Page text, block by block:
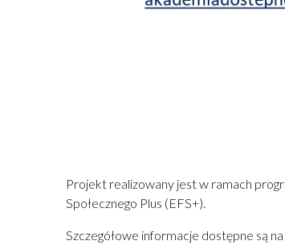
Projekt realizowany jest w ramach
Społecznego Plus (EFS+).
Szczegółowe informacje dostępne są